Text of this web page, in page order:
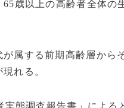
歳以上の高齢者全体
が属する前期高齢層か
れる。
実態調査報告書」によ